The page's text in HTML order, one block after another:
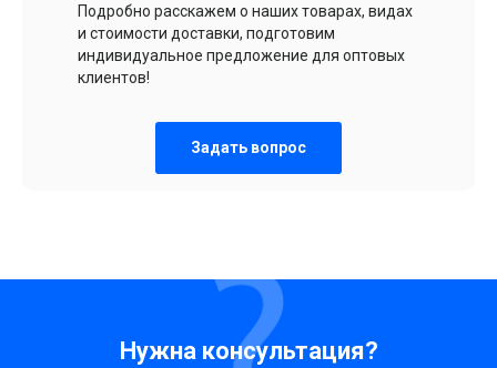
Подробно расскажем о наших товарах, видах
и стоимости доставки, подготовим
индивидуальное предложение для оптовых
клиентов!
Задать вопрос
Нужна консультация?